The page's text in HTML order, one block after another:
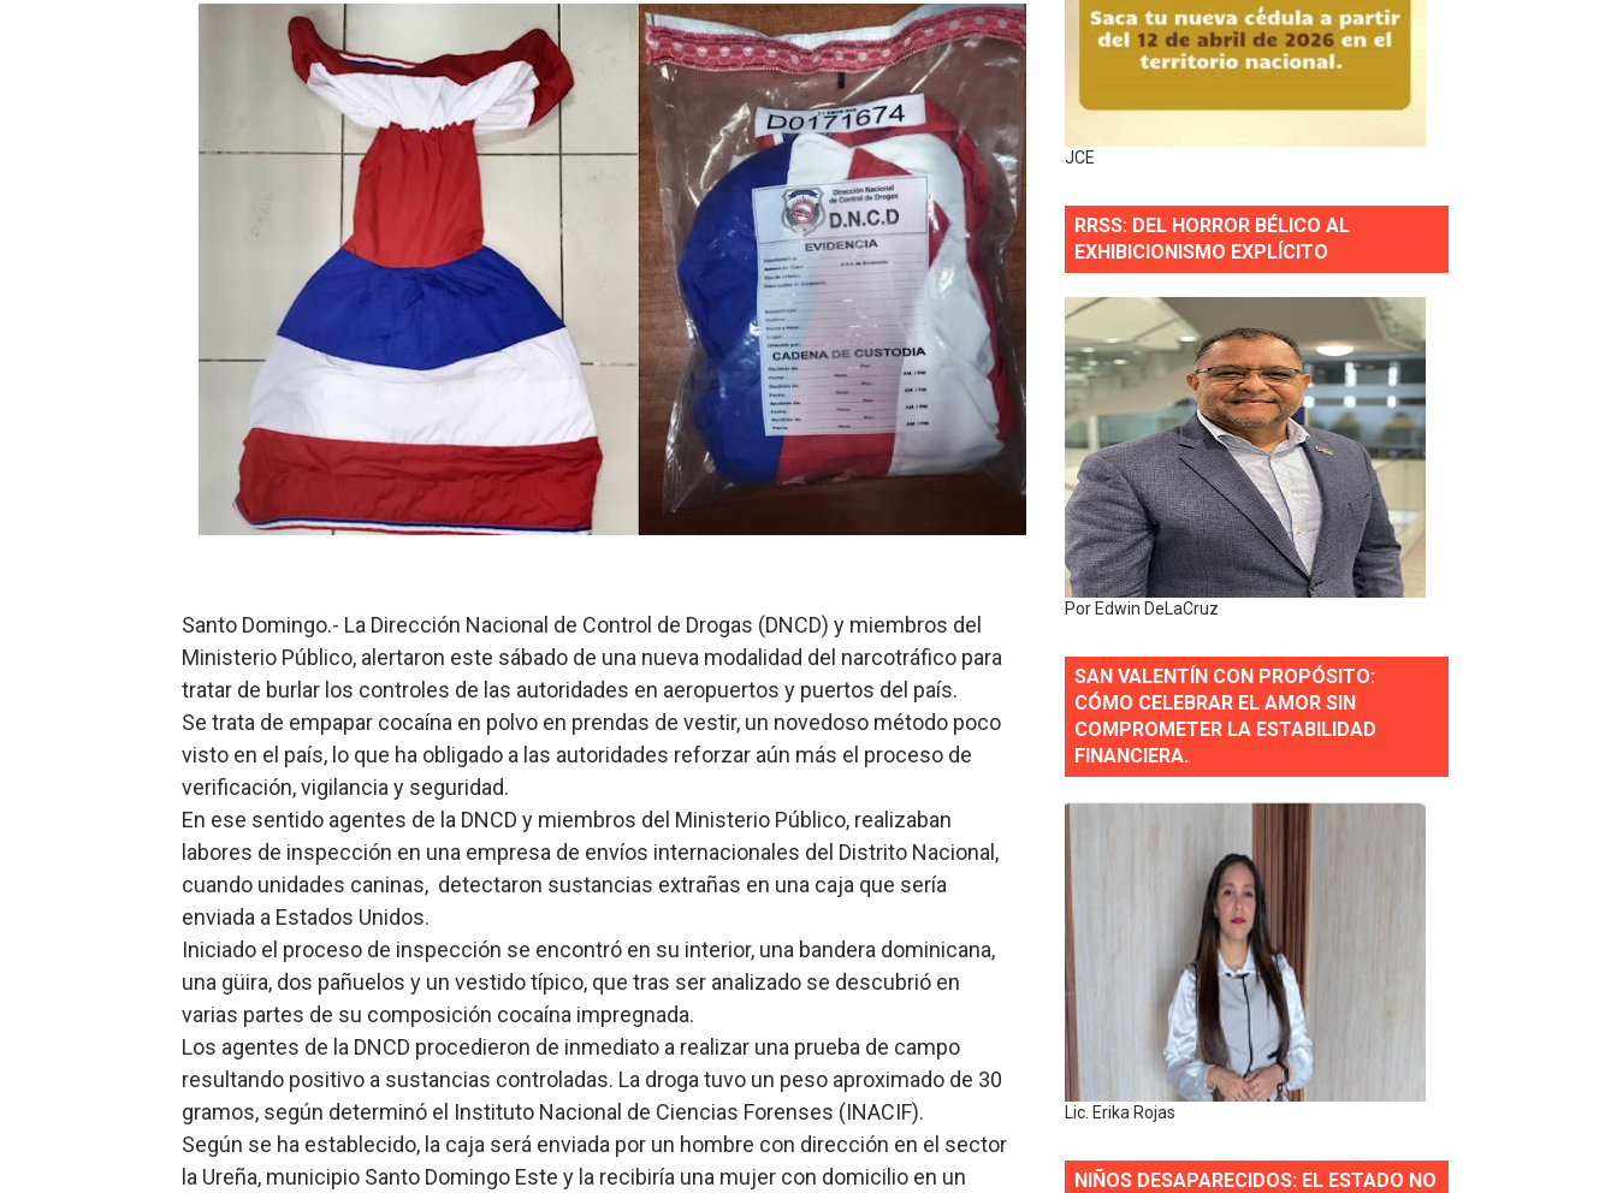
Ministerio de Defensa siembra esperanza y protege el agua mediante Jornada de Reforestación en Manabao
MICM y CECCOM retienen 213,355 galones de combustibles y 46 millones de mercancías en lo que va de año
Bienes Nacionales recauda más de RD 57 millones en segunda subasta pública del año
Residentes en San Juan beneficiados con jornada asistencial de Desarrollo de la Comunidad y Ejército RD
El magistrado Henry Molina decidió no seguir en la Presidencia de la Suprema Corte de Justicia.
​Domingo Plácido critica la situación económica y califica de ineficiente la gestión del gobierno
Graduación XII Promoción Servicio Militar Voluntario
Fellito Suberví asegura en Carolina Mejía RD tiene la oportunidad histórica de elegir la primera mujer presidente de la República
Hipótesis policial sobre atentado a balazos en la avenida Abraham Lincoln y fallecer horas después
CESDN urge fortalecer el sistema eléctrico ante constantes apagones en Santo Domingo Norte
Digecac realizará Primer Festival de Plantas 2026
Josefa Castillo: Liderazgo y Transformación Social al Frente del INAIPI
Lee Ballester a los que se forman como agentes “Todo el equipo de la DGM debe acogerse a normas éticas y ser garante de los derechos de
Operativo Interinstitucional “Compromiso Ambiental 2.0”
Santo Domingo.- La Dirección Nacional de Control de Drogas (DNCD) y miembros del
Ministerio Público, alertaron este sábado de una nueva modalidad del narcotráfico para
tratar de burlar los controles de las autoridades en aeropuertos y puertos del país.
Se trata de empapar cocaína en polvo en prendas de vestir, un novedoso método poco
visto en el país, lo que ha obligado a las autoridades reforzar aún más el proceso de
verificación, vigilancia y seguridad.
En ese sentido agentes de la DNCD y miembros del Ministerio Público, realizaban
labores de inspección en una empresa de envíos internacionales del Distrito Nacional,
cuando unidades caninas, detectaron sustancias extrañas en una caja que sería
enviada a Estados Unidos.
Iniciado el proceso de inspección se encontró en su interior, una bandera dominicana,
una güira, dos pañuelos y un vestido típico, que tras ser analizado se descubrió en
varias partes de su composición cocaína impregnada.
Los agentes de la DNCD procedieron de inmediato a realizar una prueba de campo
resultando positivo a sustancias controladas. La droga tuvo un peso aproximado de 30
gramos, según determinó el Instituto Nacional de Ciencias Forenses (INACIF).
Según se ha establecido, la caja será enviada por un hombre con dirección en el sector
la Ureña, municipio Santo Domingo Este y la recibiría una mujer con domicilio en un
JCE
RRSS: DEL HORROR BÉLICO AL
EXHIBICIONISMO EXPLÍCITO
Por Edwin DeLaCruz
SAN VALENTÍN CON PROPÓSITO:
CÓMO CELEBRAR EL AMOR SIN
COMPROMETER LA ESTABILIDAD
FINANCIERA.
Lic. Erika Rojas
NIÑOS DESAPARECIDOS: EL ESTADO NO